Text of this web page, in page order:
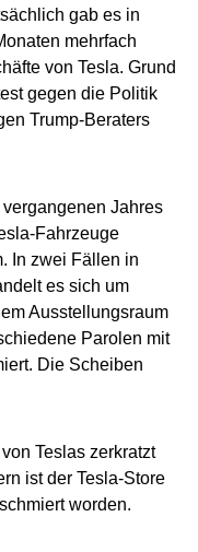
gab es in
mehrfach
von Tesla. Grund
gegen die Politik
Trump-Beraters
Jahres
Fahrzeuge
In zwei Fällen in
es sich um
Ausstellungsraum
Parolen mit
Die Scheiben
Teslas zerkratzt
ist der Tesla-Store
worden.